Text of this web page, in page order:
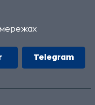
мережах
Telegram